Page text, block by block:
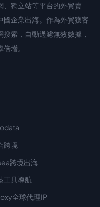
獨立站等平台的外貿賣
國企業出海。作為外貿獲客
索，自動過濾無效數據，
增。
跨境
跨境出海
工具導航
全球代理IP